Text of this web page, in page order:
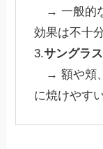
→ 一般的
効果は不十
3.サングラ
→ 額や頬
に焼けやす